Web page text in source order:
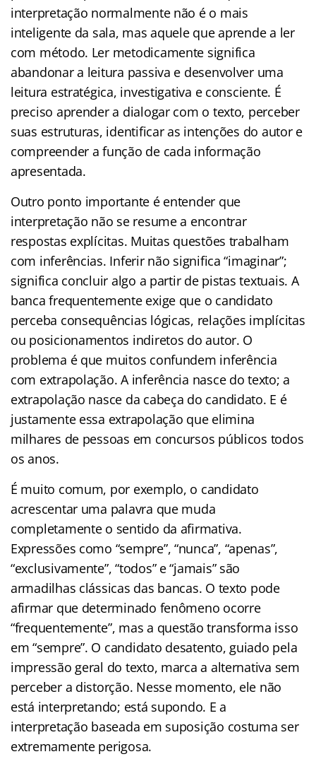
interpretação normalmente não é o mais
inteligente da sala, mas aquele que aprende a ler
com método. Ler metodicamente significa
abandonar a leitura passiva e desenvolver uma
leitura estratégica, investigativa e consciente. É
preciso aprender a dialogar com o texto, perceber
suas estruturas, identificar as intenções do autor e
compreender a função de cada informação
apresentada.
Outro ponto importante é entender que
interpretação não se resume a encontrar
respostas explícitas. Muitas questões trabalham
com inferências. Inferir não significa “imaginar”;
significa concluir algo a partir de pistas textuais. A
banca frequentemente exige que o candidato
perceba consequências lógicas, relações implícitas
ou posicionamentos indiretos do autor. O
problema é que muitos confundem inferência
com extrapolação. A inferência nasce do texto; a
extrapolação nasce da cabeça do candidato. E é
justamente essa extrapolação que elimina
milhares de pessoas em concursos públicos todos
os anos.
É muito comum, por exemplo, o candidato
acrescentar uma palavra que muda
completamente o sentido da afirmativa.
Expressões como “sempre”, “nunca”, “apenas”,
“exclusivamente”, “todos” e “jamais” são
armadilhas clássicas das bancas. O texto pode
afirmar que determinado fenômeno ocorre
“frequentemente”, mas a questão transforma isso
em “sempre”. O candidato desatento, guiado pela
impressão geral do texto, marca a alternativa sem
perceber a distorção. Nesse momento, ele não
está interpretando; está supondo. E a
interpretação baseada em suposição costuma ser
extremamente perigosa.